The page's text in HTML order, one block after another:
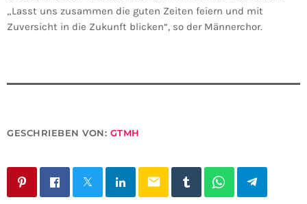
„Lasst uns zusammen die guten Zeiten feiern und mit
Zuversicht in die Zukunft blicken“, so der Männerchor.
GESCHRIEBEN VON: GTMH
email